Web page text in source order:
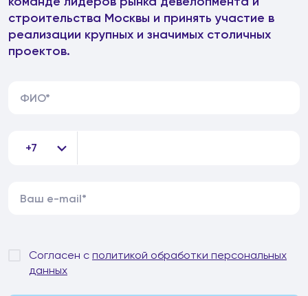
строительства Москвы и принять участие в
реализации крупных и значимых столичных
проектов.
+7
Согласен с политикой обработки персональных
данных